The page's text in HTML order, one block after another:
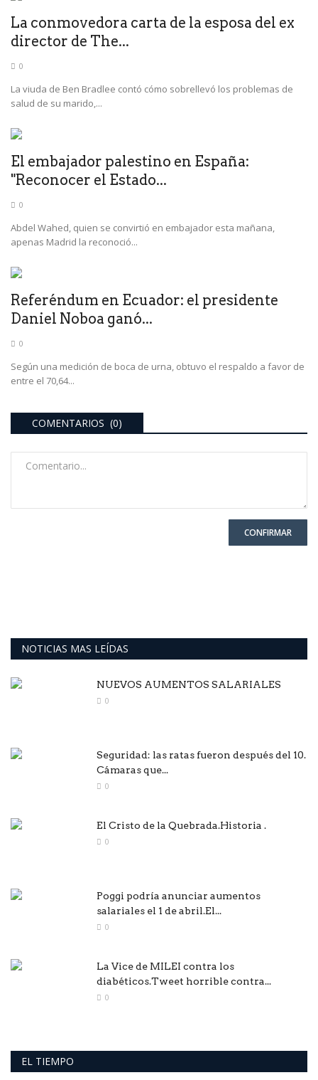
La conmovedora carta de la esposa del ex
director de The...
0
La viuda de Ben Bradlee contó cómo sobrellevó los problemas de
salud de su marido,...
El embajador palestino en España:
"Reconocer el Estado...
0
Abdel Wahed, quien se convirtió en embajador esta mañana,
apenas Madrid la reconoció...
Referéndum en Ecuador: el presidente
Daniel Noboa ganó...
0
Según una medición de boca de urna, obtuvo el respaldo a favor de
entre el 70,64...
COMENTARIOS (0)
CONFIRMAR
NOTICIAS MAS LEÍDAS
NUEVOS AUMENTOS SALARIALES
0
Seguridad: las ratas fueron después del 10.
Cámaras que...
0
El Cristo de la Quebrada.Historia .
0
Poggi podría anunciar aumentos
salariales el 1 de abril.El...
0
La Vice de MILEI contra los
diabéticos.Tweet horrible contra...
0
EL TIEMPO